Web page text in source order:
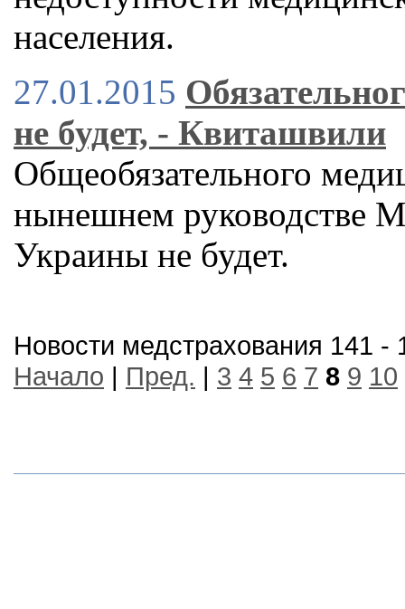
населения.
27.01.2015
не будет, - Квиташвили
Общеобязательного
нынешнем руководстве
Украины не будет.
Новости медстрахования 141 -
Начало | Пред. | 3 4 5 6 7 8 9 10